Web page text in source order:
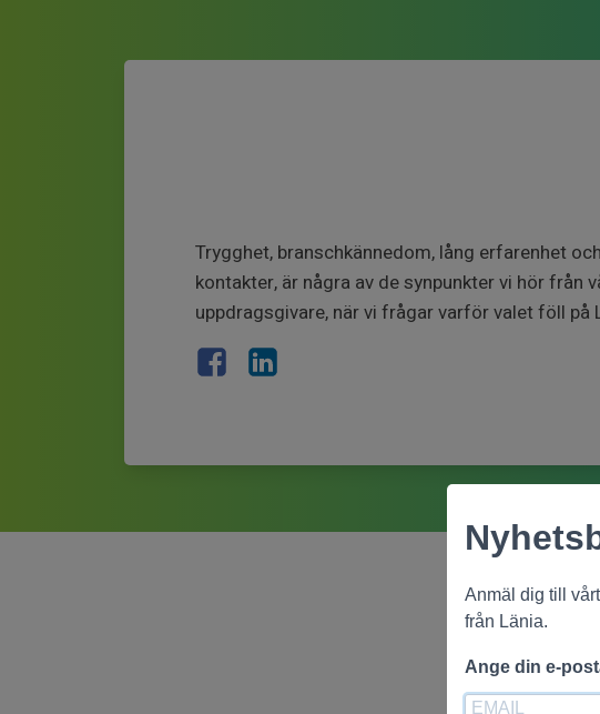
Anmäl dig till
från Länia.
Ange din e-
Trygghet, branschkännedom, lång erfarenhet
kontakter, är några av de synpunkter vi hör från
uppdragsgivare, när vi frågar varför valet föll på
Copyright